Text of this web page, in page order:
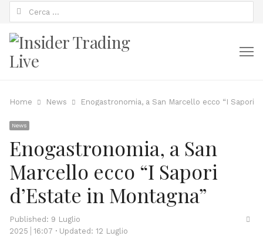
Ricerca
per:
Home News Enogastronomia, a San Marcello ecco “I Sapori
News
Enogastronomia, a San
Marcello ecco “I Sapori
d’Estate in Montagna”
Published: 9 Luglio
2025
16:07
Updated: 12 Luglio